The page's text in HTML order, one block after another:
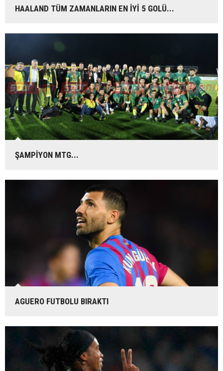
HAALAND TÜM ZAMANLARIN EN İYİ 5 GOLÜ...
ŞAMPİYON MTG...
AGUERO FUTBOLU BIRAKTI